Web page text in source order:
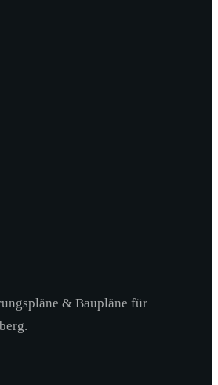
& Baupläne für